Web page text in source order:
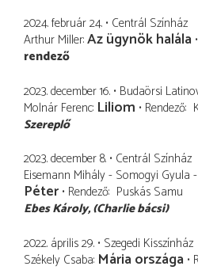
2024. február 24. Centrál Színház
Arthur Miller Az ügynök halála
rendező
2023. december 16. Budaörsi
Molnár Ferenc Liliom Rendező
Szereplő
2023. december 8. Centrál Színház
Eisemann Mihály - Somogyi Gyula
Péter Rendező Puskás Samu
Ebes Károly (Charlie bácsi)
2022. április 29. Szegedi Kisszínház
Székely Csaba Mária országa